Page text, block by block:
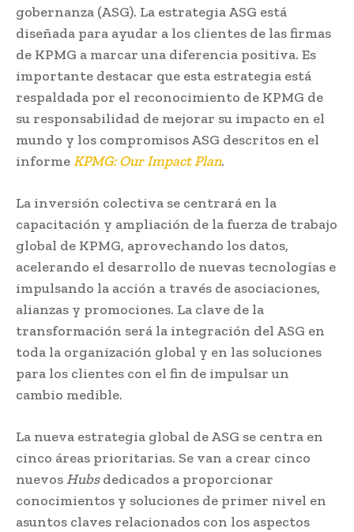
gobernanza (ASG). La estrategia ASG está
diseñada para ayudar a los clientes de las firmas
de KPMG a marcar una diferencia positiva. Es
importante destacar que esta estrategia está
respaldada por el reconocimiento de KPMG de
su responsabilidad de mejorar su impacto en el
mundo y los compromisos ASG descritos en el
informeKPMG: Our Impact Plan.
La inversión colectiva se centrará en la
capacitación y ampliación de la fuerza de trabajo
global de KPMG, aprovechando los datos,
acelerando el desarrollo de nuevas tecnologías e
impulsando la acción a través de asociaciones,
alianzas y promociones. La clave de la
transformación será la integración del ASG en
toda la organización global y en las soluciones
para los clientes con el fin de impulsar un
cambio medible.
La nueva estrategia global de ASG se centra en
cinco áreas prioritarias. Se van a crear cinco
nuevos Hubsdedicados a proporcionar
conocimientos y soluciones de primer nivel en
asuntos claves relacionados con los aspectos